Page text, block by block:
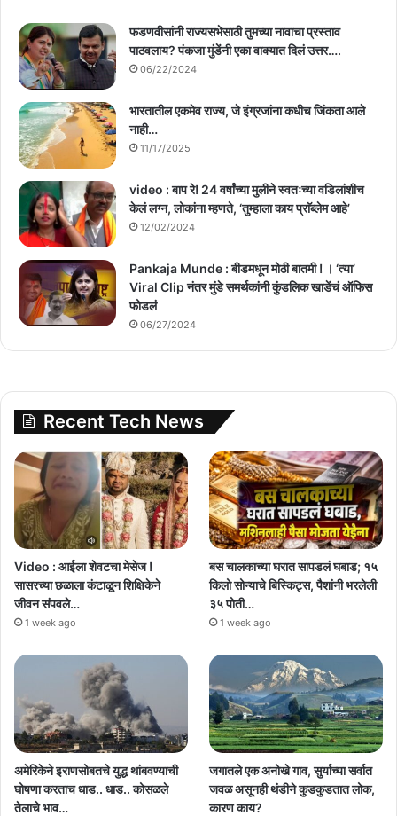
फडणवीसांनी राज्यसभेसाठी तुमच्या नावाचा प्रस्ताव
पाठवलाय? पंकजा मुंडेंनी एका वाक्यात दिलं उत्तर….
06/22/2024
भारतातील एकमेव राज्य, जे इंग्रजांना कधीच जिंकता आले
नाही…
11/17/2025
video : बाप रे! 24 वर्षांच्या मुलीने स्वतःच्या वडिलांशीच
केलं लग्न, लोकांना म्हणते, ‘तुम्हाला काय प्राॅब्लेम आहे’
12/02/2024
Pankaja Munde : बीडमधून मोठी बातमी ! । ‘त्या’
Viral Clip नंतर मुंडे समर्थकांनी कुंडलिक खाडेंचं ऑफिस
फोडलं
06/27/2024
Recent Tech News
Video : आईला शेवटचा मेसेज !
सासरच्या छळाला कंटाळून शिक्षिकेने
जीवन संपवले…
1 week ago
बस चालकाच्या घरात सापडलं घबाड; १५
किलो सोन्याचे बिस्किट्स, पैशांनी भरलेली
३५ पोती…
1 week ago
अमेरिकेने इराणसोबतचे युद्ध थांबवण्याची
घोषणा करताच धाड.. धाड.. कोसळले
तेलाचे भाव…
जगातले एक अनोखे गाव, सुर्याच्या सर्वात
जवळ असूनही थंडीने कुडकुडतात लोक,
कारण काय?